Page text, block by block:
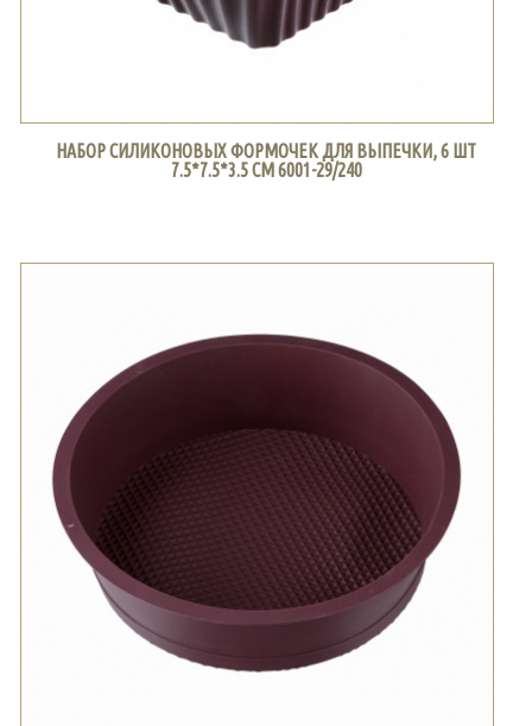
НАБОР СИЛИКОНОВЫХ ФОРМОЧЕК ДЛЯ ВЫПЕЧКИ, 6 ШТ
7.5*7.5*3.5 СМ 6001-29/240